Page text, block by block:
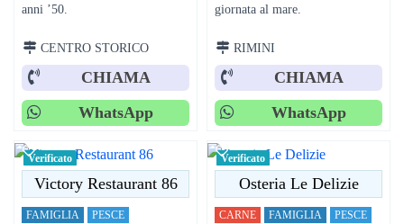
anni ’50.
CENTRO STORICO
CHIAMA
WhatsApp
giornata al mare.
RIMINI
CHIAMA
WhatsApp
Verificato
Victory Restaurant 86
FAMIGLIA PESCE
Verificato
Osteria Le Delizie
CARNE FAMIGLIA
PESCE